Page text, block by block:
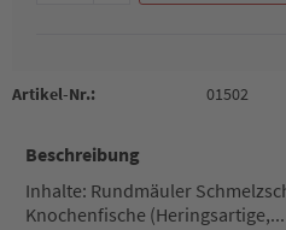
Artikel-Nr.: 01502
Beschreibung
Inhalte: Rundmäuler
Knochenfische (Heringsartige,...